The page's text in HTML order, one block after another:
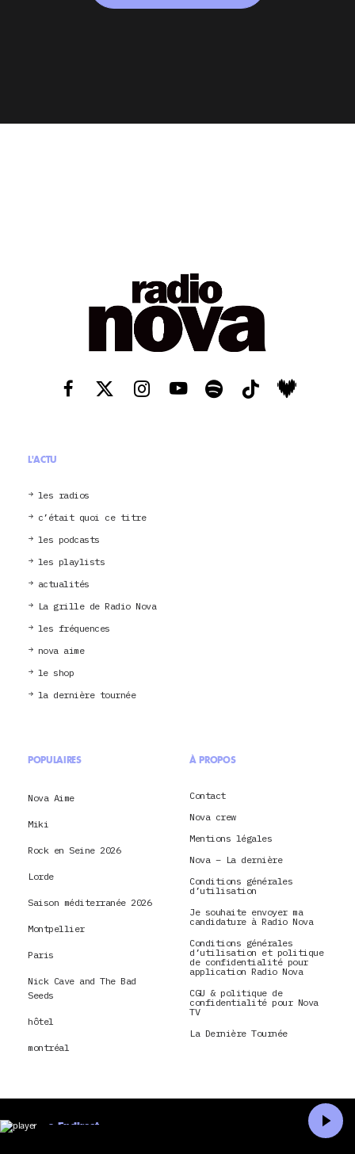
L'ACTU
les radios
c’était quoi ce titre
les podcasts
les playlists
actualités
La grille de Radio Nova
les fréquences
nova aime
le shop
la dernière tournée
POPULAIRES
Nova Aime
Miki
Rock en Seine 2026
Lorde
Saison méditerranée 2026
Montpellier
Paris
Nick Cave and The Bad
Seeds
hôtel
montréal
À PROPOS
Contact
Nova crew
Mentions légales
Nova – La dernière
Conditions générales
d’utilisation
Je souhaite envoyer ma
candidature à Radio Nova
Conditions générales
d’utilisation et politique
de confidentialité pour
application Radio Nova
CGU & politique de
confidentialité pour Nova
TV
La Dernière Tournée
En direct